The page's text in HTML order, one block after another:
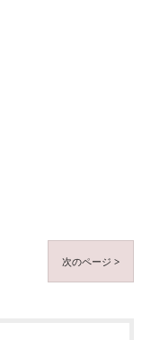
次のページ >